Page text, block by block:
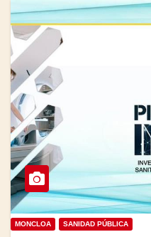
MONCLOA SANIDAD PÚBLICA